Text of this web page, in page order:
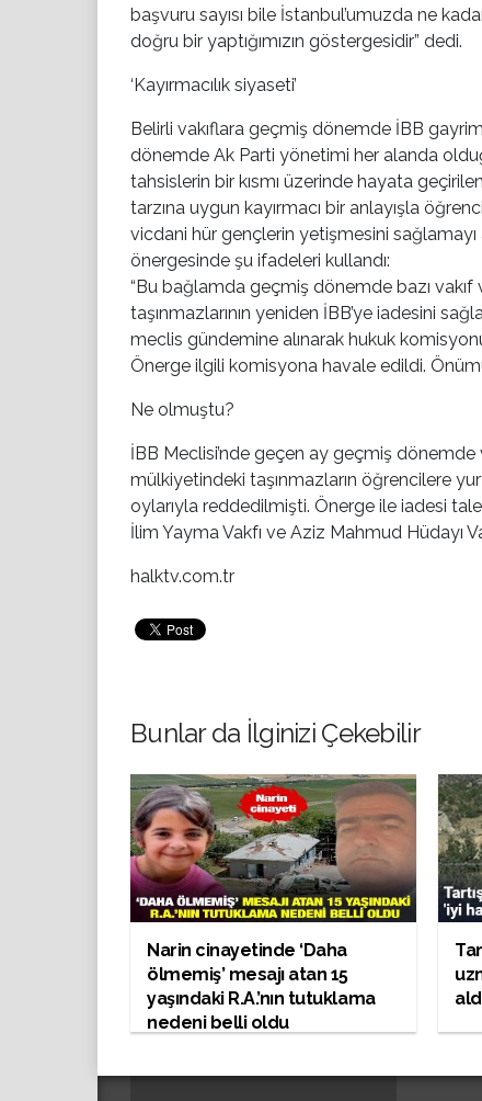
başvuru sayısı bile İstanbul’umuzda ne
doğru bir yaptığımızın göstergesidir” dedi.
‘Kayırmacılık siyaseti’
Belirli vakıflara geçmiş dönemde İBB
dönemde Ak Parti yönetimi her alanda
tahsislerin bir kısmı üzerinde hayata
tarzına uygun kayırmacı bir anlayışla
vicdani hür gençlerin yetişmesini
önergesinde şu ifadeleri kullandı:
“Bu bağlamda geçmiş dönemde bazı vakıf
taşınmazlarının yeniden İBB’ye iadesini
meclis gündemine alınarak hukuk
Önerge ilgili komisyona havale edildi.
Ne olmuştu?
İBB Meclisi’nde geçen ay geçmiş
mülkiyetindeki taşınmazların öğrencilere
oylarıyla reddedilmişti. Önerge ile iadesi
İlim Yayma Vakfı ve Aziz Mahmud Hüdayı
halktv.com.tr
Bunlar da İlginizi Çekebilir
Narin cinayetinde ‘Daha
ölmemiş’ mesajı atan 15
yaşındaki R.A.’nın tutuklama
nedeni belli oldu